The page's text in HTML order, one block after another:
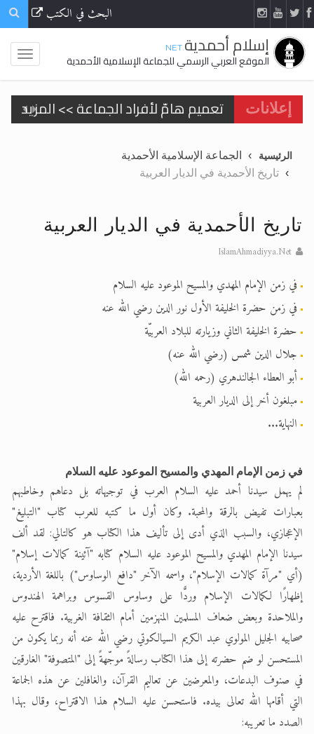
البحث في الكتب
إسلام أحمدية.NET
الموقع العربي الرسمي للجماعة الإسلامية الأحمدية
إعلانات
تعميم هامّ لأفراد الجماعة >> المزيد
اقرأ هذا الكتاب وتعرّف على حقيقة
الحجّ.. دلالات، حِكم، وأهداف >> المزيد
اقرأ هذا المقال في أهمية عيد
اقرأ هذا المقال في أهمية عيد
الحجّ.. دلالات، حِكم، وأهداف >> المزيد
الرئيسية
الجماعة الإسلامية الأحمدية
تاريخ الأحمدية في الديار العربية
تاريخ الأحمدية في الديار العربية
IslamAhmadiyya.Net
في زمن الإمام المهدي والمسيح الموعود عليه السلام
في زمن حضرة الخليفة الأول نور الدين رضي الله عنه
حضرة الخليفة الثاني وزيارته للبلاد العربيّة
جلال الدين شمس (رضي الله عنه)
أبو العطاء الجالندهري (رحمه الله)
مبلغون أخر إلى الديار العربية
النهاية...
في زمن الإمام المهدي والمسيح الموعود عليه السلام
لم يهمل سيدنا أحمد عليه السلام العرب في توجيهاته بل دعاهم وخاطبهم
بعبارات تفيض بالرقة والمحبة. وكان أول ما كتبه للعرب كتاب "التبليغ"
الإعجازي، والسبب الذي أدى إلى تأليف هذا الكتاب هو كالتالي: لقد ألف
سيدنا الإمام المهدي والمسيح الموعود عليه السلام كتابه "آئينة كمالات إسلام"
(أي "مرآة كمالات الإسلام"، واسمه الآخر "دافع الوساوس") باللغة الأردية،
إظهارًا لكمالات الإسلام وردًّا على وساوس القسوس وبراهمة الهندوس
والملاحدة وبعض ضعاف المسلمين المنهزمين أمام الثقافة الغربية. فاقترح عليه
صحابيه الجليل المولوي عبد الكريم السيالكوتي رضي الله عنه أنه ربما يكون من
المستحسن لو ضم حضرته إلى هذا الكتاب رسالةً موجّهةً إلى "المتصوفة" الغارقين
في صنوف البدعات، والمعرضين عن تعاليم القرآن، والغافلين عن هذه الجماعة
التي أقامها الله تعالى بيده. فاستحسن عليه السلام هذا الاقتراح، وقال بهذا
الصدد ما تعريبه: